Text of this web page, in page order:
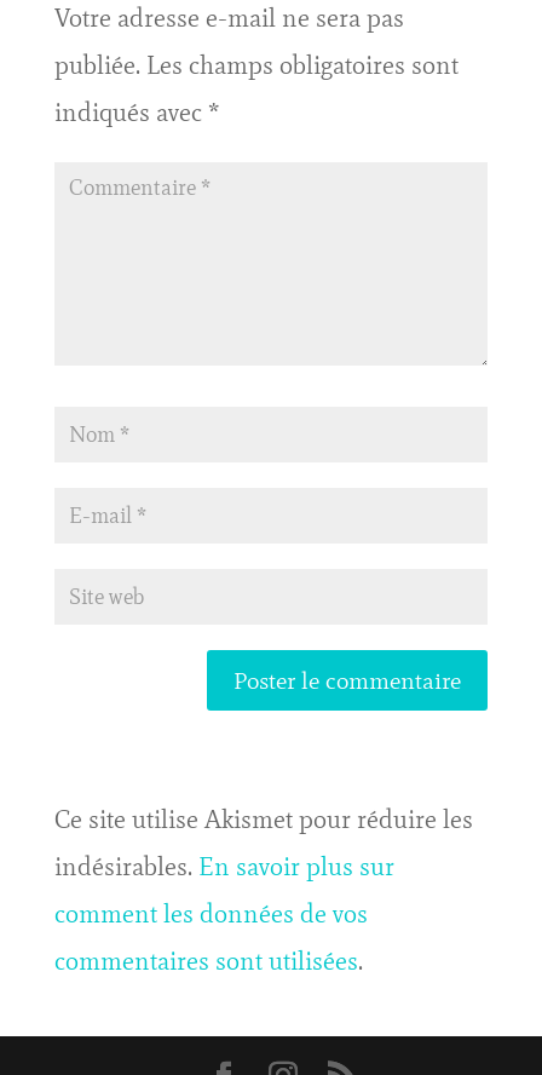
Votre adresse e-mail ne sera pas
publiée. Les champs obligatoires sont
indiqués avec *
Ce site utilise Akismet pour réduire les
indésirables. En savoir plus sur
comment les données de vos
commentaires sont utilisées.